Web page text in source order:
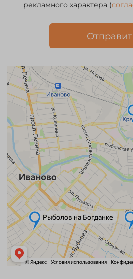
рекламного характера (